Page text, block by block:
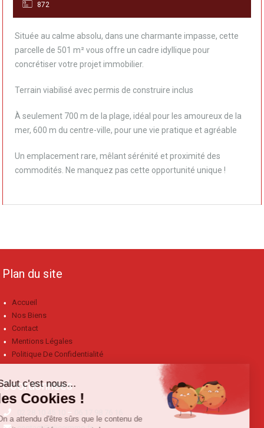
872
Située au calme absolu, dans une charmante impasse, cette
parcelle de 501 m² vous offre un cadre idyllique pour
concrétiser votre projet immobilier.
Terrain viabilisé avec permis de construire inclus
À seulement 700 m de la plage, idéal pour les amoureux de la
mer, 600 m du centre-ville, pour une vie pratique et agréable
Un emplacement rare, mêlant sérénité et proximité des
commodités. Ne manquez pas cette opportunité unique !
Plan du site
Accueil
Nos Biens
Contact
Mentions Légales
Politique De Confidentialité
Coordonnées
–